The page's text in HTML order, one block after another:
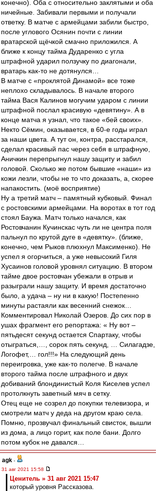
конечно). Оба с относительно заклятыми и оба
ничейные. Забивали первыми и получали
ответку. В матче с армейцами забили быстро,
после углового Осянин почти с линии
вратарской щёчкой смачно приложился. А
ближе к концу тайма Дударенко с угла
штрафной ударил ползучку по диагонали,
вратарь как-то не дотянулся…
В матче с «проклятой Динамой» все тоже
неплохо складывалось. В начале второго
тайма Вася Калинов могучим ударом с линии
штрафной послал красивую «девятину». А в
конце матча я узнал, что такое «бей своих».
Некто Сёмин, оказывается, в 60-е годы играл
за наши цвета. А тут он, контра, расстарался,
сделал красивый пас через себя в штрафную,
Аничкин перепрыгнул нашу защиту и забил
головой. Сколько же потом бывшие «наши» из
кожи лезли, чтобы не то что доказать, а, скорее
напакостить. (моё восприятие)
Ну а третий матч – памятный кубковый. Финал
с ростовскими армейцами. На воротах в тот год
стоял Баужа. Матч только начался, как
Ростовчанин Кучинскас чуть ли не центра поля
пальнул по крутой дуге в «девятку». (ближе,
конечно, чем Рыков плюхнул Максименко). Не
успел я огорчиться, а уже невысокий Гиля
Хусаинов головой уровнял ситуацию. В втором
тайме двое ростовчан убежали в отрыв и
разыграли нашу защиту. И время достаточно
было, а удача – ну ни в какую! Постепенно
минуты растаяли как весенний снежок…
Комментировал Николай Озеров. До сих пор в
ушах фрагмент его репортажа: « Ну вот –
пятьдесят секунд остается Спартаку, чтобы
отыграться,…, сорок пять секунд, … Силагадзе,
Логофет,… гол!!!» На следующий день
переигровка, уже как-то полегче. В начале
второго тайма после штрафного и двух
добиваний блондинистый Коля Киселев успел
протолкнуть заветный мяч в сетку.
Отец еще не созрел до покупки телевизора, и
смотрели матч у деда на другом краю села.
Помню, прозвучал финальный свисток, вышли
из дома, а лицо горит, как поле бани. Долго
потом кубок не давался…
agk -
31 авг 2021 15:58
Ценитель » 31 авг 2021 15:47
который уровня Рассказова.